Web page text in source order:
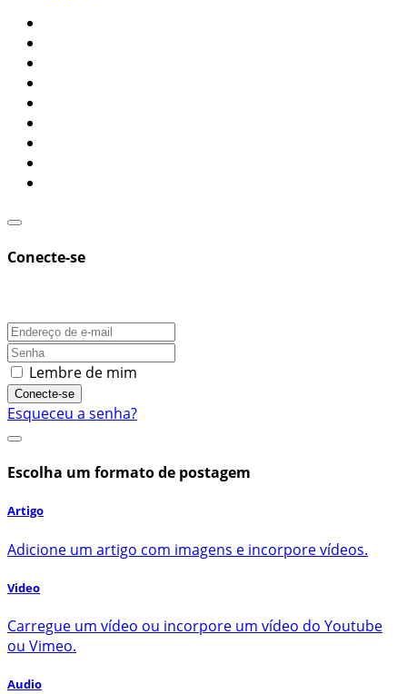
Conecte-se
Lembre de mim
Conecte-se
Esqueceu a senha?
Escolha um formato de postagem
Artigo
Adicione um artigo com imagens e incorpore vídeos.
Video
Carregue um vídeo ou incorpore um vídeo do Youtube
ou Vimeo.
Audio